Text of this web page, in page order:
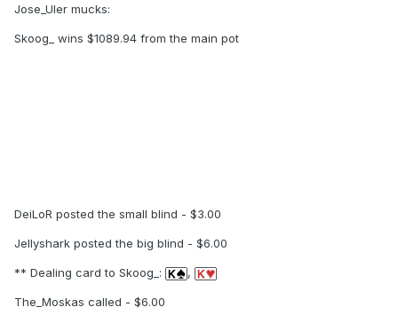
Jose_Uler mucks:
Skoog_ wins $1089.94 from the main pot
DeiLoR posted the small blind - $3.00
Jellyshark posted the big blind - $6.00
** Dealing card to Skoog_: ,
The_Moskas called - $6.00